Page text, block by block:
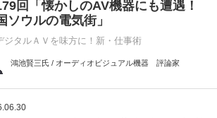
回「懐かしのAV機器にも遭遇！
ソウルの電気街」
ジタルＡＶを味方に！新・仕事術
鴻池賢三氏 / オーディオビジュアル機器 評論家